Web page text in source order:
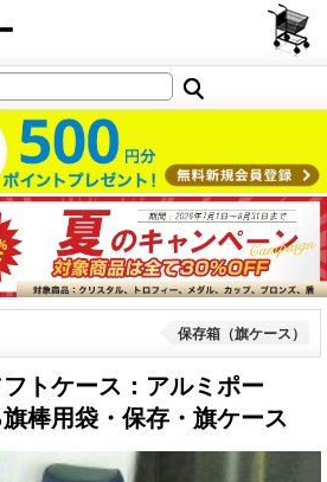
PCサイト
保存箱（旗ケース）
トケース：アルミポー
棒用袋・保存・旗ケース